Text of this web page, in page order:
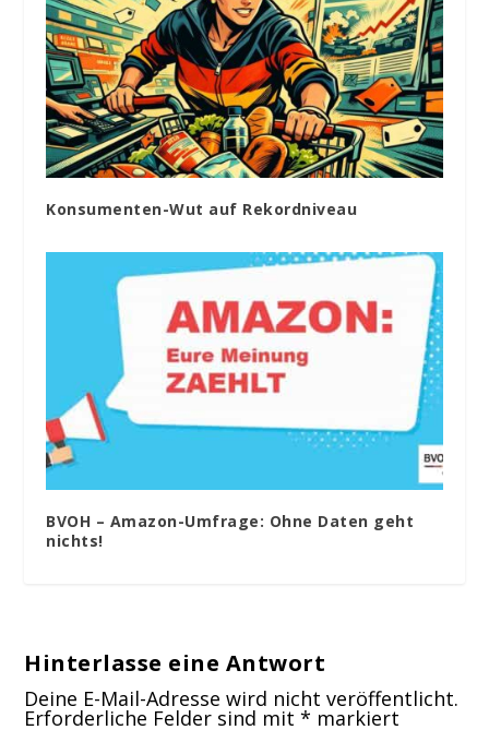
Konsumenten-Wut auf Rekordniveau
BVOH – Amazon-Umfrage: Ohne Daten geht
nichts!
Hinterlasse eine Antwort
Deine E-Mail-Adresse wird nicht veröffentlicht.
Erforderliche Felder sind mit* markiert